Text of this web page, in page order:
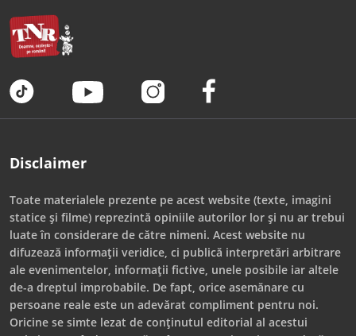
Disclaimer
Toate materialele prezente pe acest website (texte, imagini
statice și filme) reprezintă opiniile autorilor lor și nu ar trebui
luate în considerare de către nimeni. Acest website nu
difuzează informații veridice, ci publică interpretări arbitrare
ale evenimentelor, informații fictive, unele posibile iar altele
de-a dreptul improbabile. De fapt, orice asemănare cu
persoane reale este un adevărat compliment pentru noi.
Oricine se simte lezat de conținutul editorial al acestui